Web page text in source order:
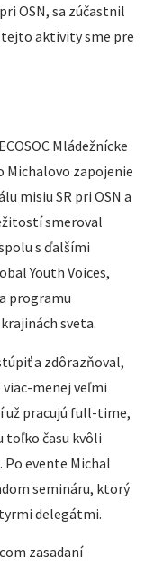
OSN, sa zúčastnil
tejto aktivity sme pre
Mládežnícke
Michalovo zapojenie
misiu SR pri OSN a
smeroval
s ďalšími
Youth Voices,
programu
sveta.
a zdôrazňoval,
menej veľmi
už pracujú full-time,
toľko času kvôli
evente Michal
semináru, ktorý
delegátmi.
zasadaní